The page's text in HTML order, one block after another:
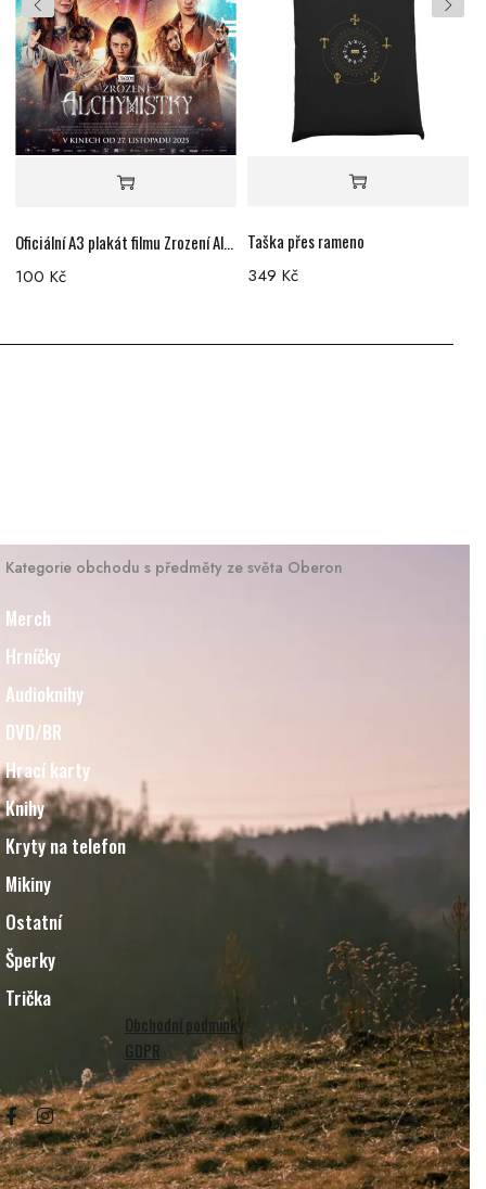
Oficiální A3 plakát filmu Zrození Alchymistky
100Kč
Taška přes rameno
349Kč
Kategorie obchodu s předměty ze světa Oberon
Merch
Hrníčky
Audioknihy
DVD/BR
Hrací karty
Knihy
Kryty na telefon
Mikiny
Ostatní
Šperky
Trička
Obchodní podmínky
GDPR